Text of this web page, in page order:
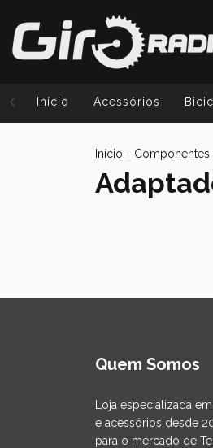
Início Acessórios
Início - Componentes
Quem Somos
Loja especializada
e acessórios desde
para o mercado de